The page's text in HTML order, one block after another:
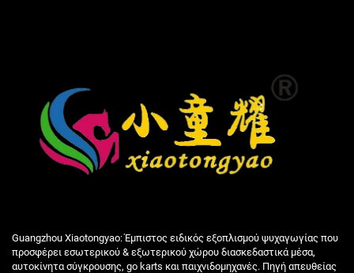
Guangzhou Xiaotongyao: Έμπιστος ειδικός εξοπλισμού ψυχαγωγίας που
προσφέρει εσωτερικού & εξωτερικού χώρου διασκεδαστικά μέσα,
αυτοκίνητα σύγκρουσης, go karts και παιχνιδομηχανές. Πηγή απευθείας